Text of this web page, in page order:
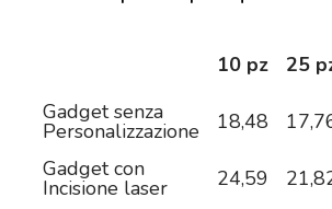
10 pz 25
Gadget senza
Personalizzazione 18,48
Gadget con
Incisione laser 24,59